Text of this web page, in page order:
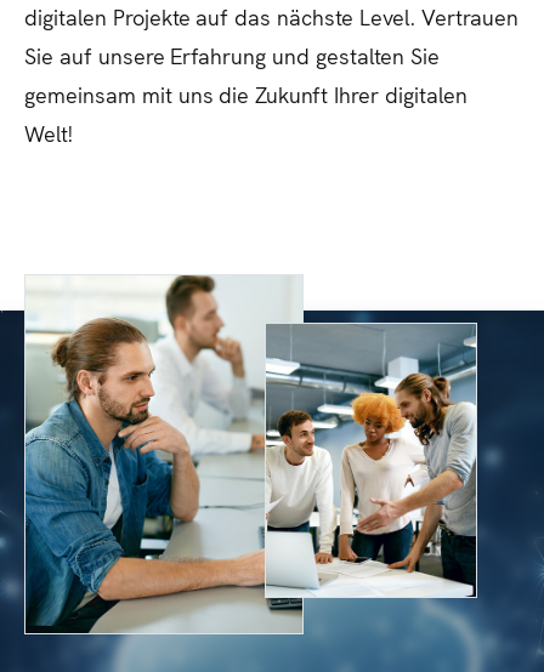
digitalen Projekte auf das nächste Level. Vertrauen
Sie auf unsere Erfahrung und gestalten Sie
gemeinsam mit uns die Zukunft Ihrer digitalen
Welt!